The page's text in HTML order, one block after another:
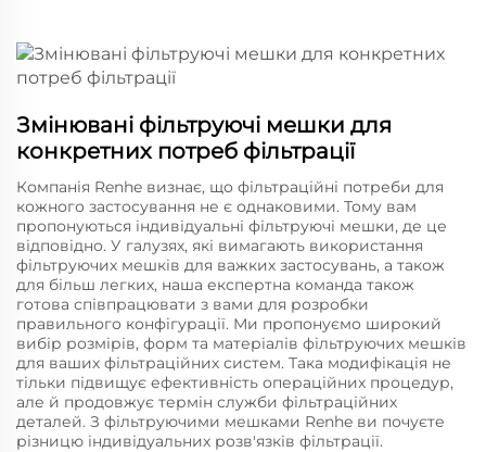
Змінювані фільтруючі мешки для
конкретних потреб фільтрації
Компанія Renhe визнає, що фільтраційні потреби для
кожного застосування не є однаковими. Тому вам
пропонуються індивідуальні фільтруючі мешки, де це
відповідно. У галузях, які вимагають використання
фільтруючих мешків для важких застосувань, а також
для більш легких, наша експертна команда також
готова співпрацювати з вами для розробки
правильного конфігурації. Ми пропонуємо широкий
вибір розмірів, форм та матеріалів фільтруючих мешків
для ваших фільтраційних систем. Така модифікація не
тільки підвищує ефективність операційних процедур,
але й продовжує термін служби фільтраційних
деталей. З фільтруючими мешками Renhe ви почуєте
різницю індивідуальних розв'язків фільтрації.